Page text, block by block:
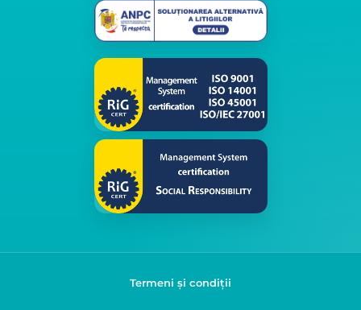
Termeni și condiții